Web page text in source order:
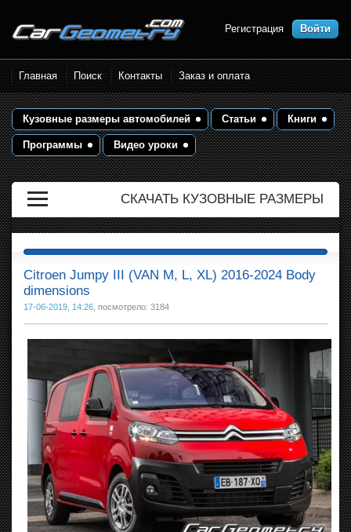
Размеры кузова автомобилей.
Контрольные точки и кузовные
размеры. Геометрия кузова
Регистрация Войти
Главная Поиск Контакты Заказ и оплата
Кузовные размеры автомобилей Статьи Книги
Программы Видео уроки
СКАЧАТЬ КУЗОВНЫЕ РАЗМЕРЫ
Citroen Jumpy III (VAN M, L, XL) 2016-2024 Body
dimensions
17-06-2019, 14:26 , посмотрело: 3184